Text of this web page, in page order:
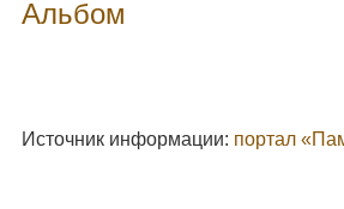
Альбом
Источник информации: портал